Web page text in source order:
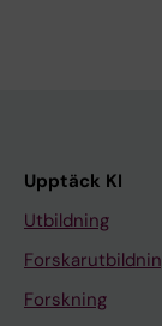
Upptäck KI
Utbildning
Forskning